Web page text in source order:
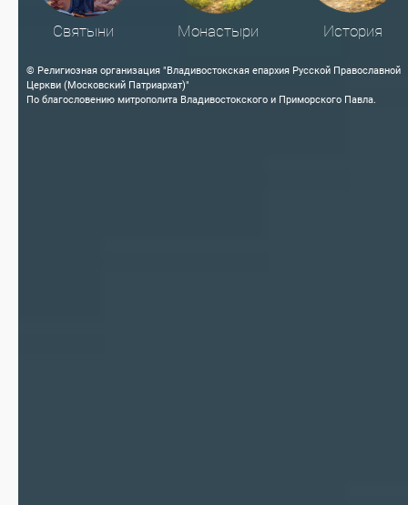
Святыни Монастыри История
© Религиозная организация "Владивостокская епархия Русской Православной
Церкви (Московский Патриархат)"
По благословению митрополита Владивостокского и Приморского Павла.